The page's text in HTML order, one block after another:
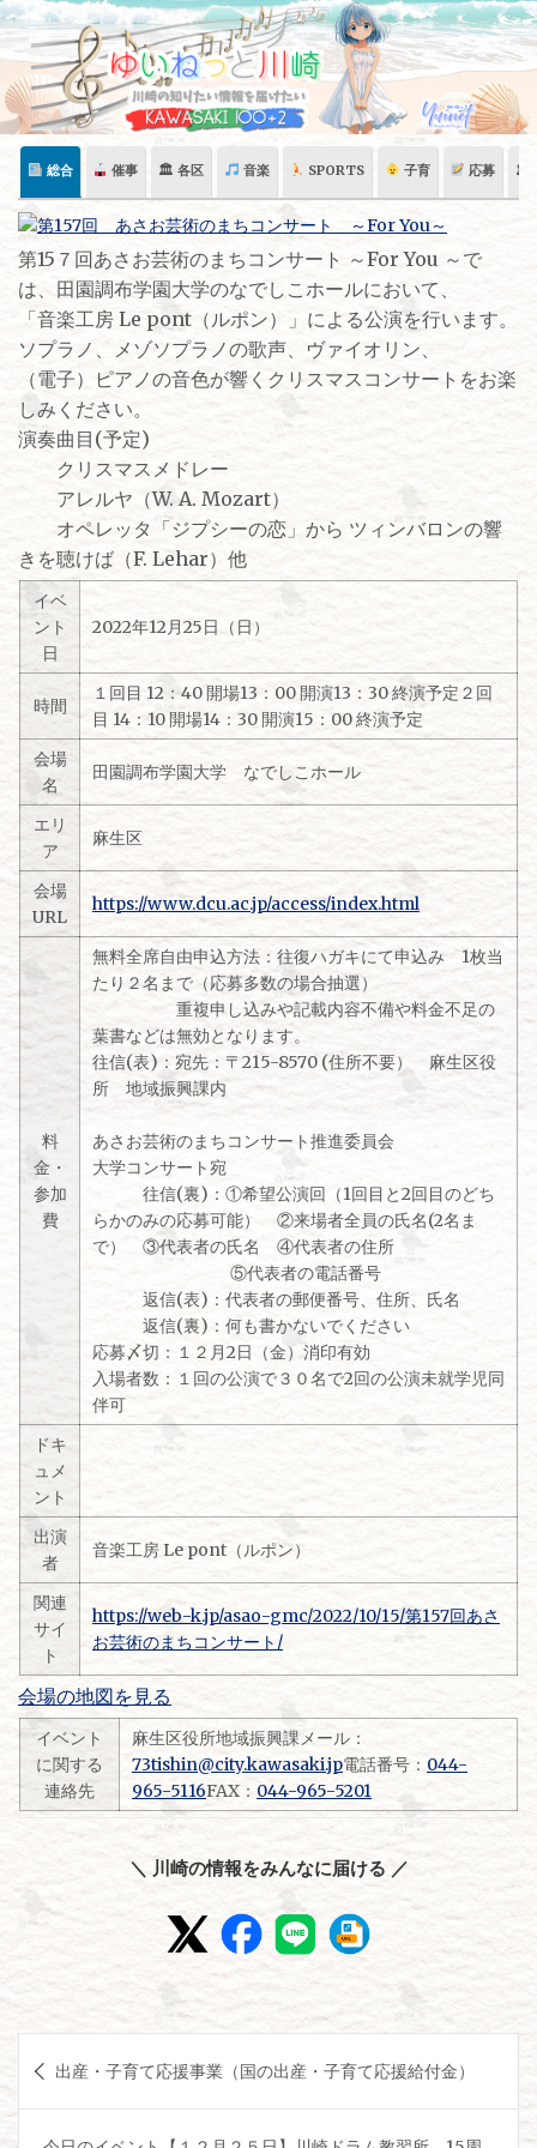
Skip
content
総合 催事 🏛 各区 音楽 SPORTS 子育 応募 🏛
第15７回あさお芸術のまちコンサート ～For You ～で
は、田園調布学園大学のなでしこホールにおいて、
「音楽工房 Le pont（ルポン）」による公演を行います。
ソプラノ、メゾソプラノの歌声、ヴァイオリン、
（電子）ピアノの音色が響くクリスマスコンサートをお楽
しみください。
演奏曲目(予定)
クリスマスメドレー
アレルヤ（W. A. Mozart）
オペレッタ「ジプシーの恋」から ツィンバロンの響
きを聴けば（F. Lehar）他
イベ
ント
日
2022年12月25日（日）
時間
１回目 12：40 開場13：00 開演13：30 終演予定２回
目 14：10 開場14：30 開演15：00 終演予定
会場
名
田園調布学園大学 なでしこホール
エリ
ア
麻生区
会場
URL
https://www.dcu.ac.jp/access/index.html
料
金・
参加
費
無料全席自由申込方法：往復ハガキにて申込み 1枚当
たり２名まで（応募多数の場合抽選）
重複申し込みや記載内容不備や料金不足の
葉書などは無効となります。
往信(表)：宛先：〒215-8570 (住所不要） 麻生区役
所 地域振興課内
あさお芸術のまちコンサート推進委員会
大学コンサート宛
往信(裏)：①希望公演回（1回目と2回目のどち
らかのみの応募可能） ②来場者全員の氏名(2名ま
で） ③代表者の氏名 ④代表者の住所
⑤代表者の電話番号
返信(表)：代表者の郵便番号、住所、氏名
返信(裏)：何も書かないでください
応募〆切：１２月2日（金）消印有効
入場者数：１回の公演で３０名で2回の公演未就学児同
伴可
ドキ
ュメ
ント
出演
者
音楽工房 Le pont（ルポン）
関連
サイ
ト
https://web-k.jp/asao-gmc/2022/10/15/第157回あさ
お芸術のまちコンサート/
会場の地図を見る
イベント
に関する
連絡先
麻生区役所地域振興課メール：
73tishin@city.kawasaki.jp電話番号： 044-
965-5116FAX： 044-965-5201
＼ 川崎の情報をみんなに届ける ／
稿 出産・子育て応援事業（国の出産・子育て応援給付金）